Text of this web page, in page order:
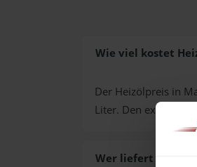
Wie viel kostet
Der Heizölpreis in
Liter. Den exakten
Wer liefert das